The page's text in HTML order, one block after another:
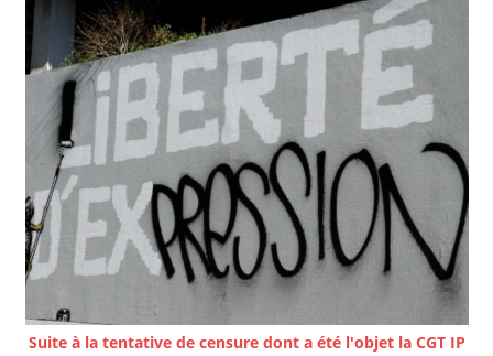
Suite à la tentative de censure dont a été l'objet la CGT IP